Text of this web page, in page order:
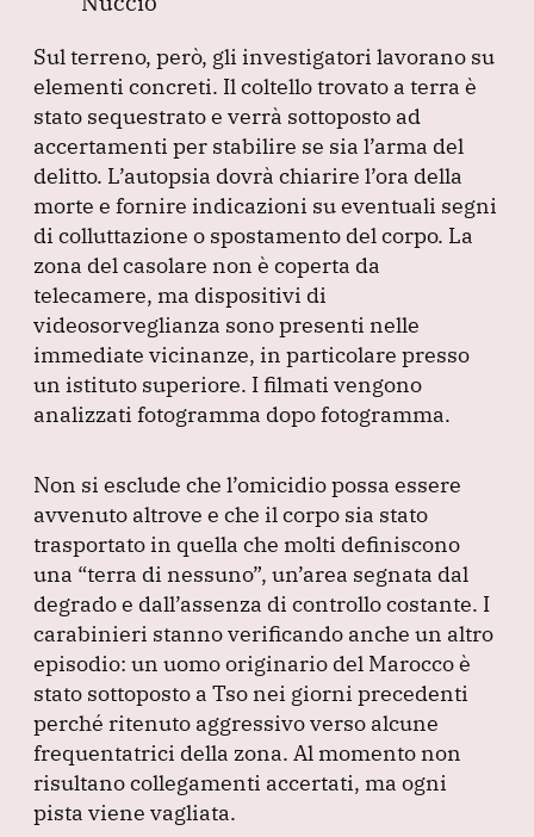
Sul terreno, però, gli investigatori lavorano su
elementi concreti. Il coltello trovato a terra è
stato sequestrato e verrà sottoposto ad
accertamenti per stabilire se sia l’arma del
delitto. L’autopsia dovrà chiarire l’ora della
morte e fornire indicazioni su eventuali segni
di colluttazione o spostamento del corpo. La
zona del casolare non è coperta da
telecamere, ma dispositivi di
videosorveglianza sono presenti nelle
immediate vicinanze, in particolare presso
un istituto superiore. I filmati vengono
analizzati fotogramma dopo fotogramma.
Non si esclude che l’omicidio possa essere
avvenuto altrove e che il corpo sia stato
trasportato in quella che molti definiscono
una “terra di nessuno”, un’area segnata dal
degrado e dall’assenza di controllo costante. I
carabinieri stanno verificando anche un altro
episodio: un uomo originario del Marocco è
stato sottoposto a Tso nei giorni precedenti
perché ritenuto aggressivo verso alcune
frequentatrici della zona. Al momento non
risultano collegamenti accertati, ma ogni
pista viene vagliata.